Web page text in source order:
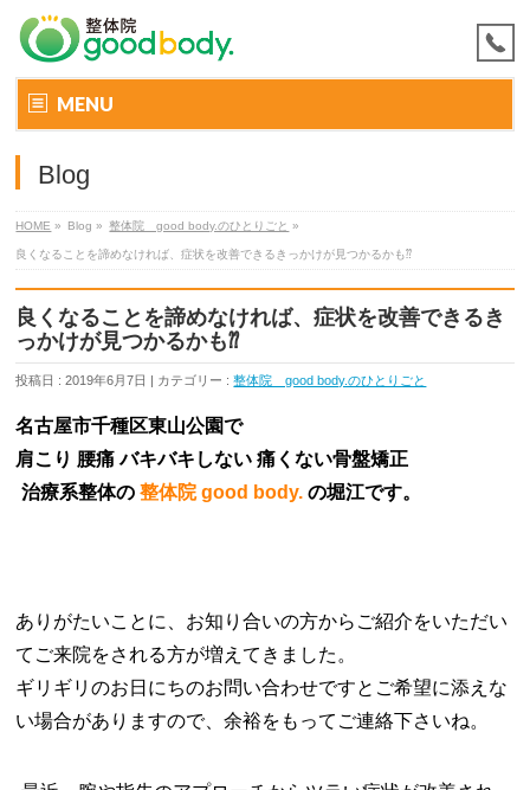
MENU
Blog
HOME » Blog » 整体院 good body.のひとりごと »
良くなることを諦めなければ、症状を改善できるきっかけが見つかるかも⁇
良くなることを諦めなければ、症状を改善できるき
っかけが見つかるかも⁇
投稿日 : 2019年6月7日 | カテゴリー :整体院 good body.のひとりごと
名古屋市千種区東山公園で
肩こり 腰痛 バキバキしない痛くない骨盤矯正
治療系整体の 整体院 good body. の堀江です。
ありがたいことに、お知り合いの方からご紹介をいただい
てご来院をされる方が増えてきました。
ギリギリのお日にちのお問い合わせですとご希望に添えな
い場合がありますので、余裕をもってご連絡下さいね。